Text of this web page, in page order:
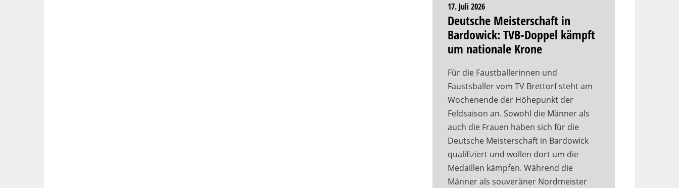
17. Juli 2026
Deutsche Meisterschaft in
Bardowick: TVB-Doppel kämpft
um nationale Krone
Für die Faustballerinnen und
Faustsballer vom TV Brettorf steht am
Wochenende der Höhepunkt der
Feldsaison an. Sowohl die Männer als
auch die Frauen haben sich für die
Deutsche Meisterschaft in Bardowick
qualifiziert und wollen dort um die
Medaillen kämpfen. Während die
Männer als souveräner Nordmeister